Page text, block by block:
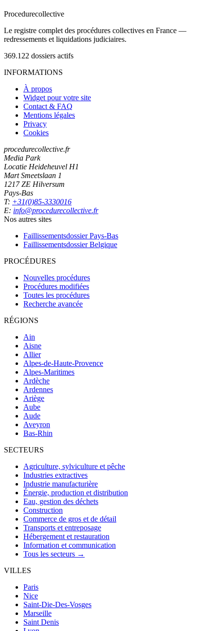
Procedurecollective
Le registre complet des procédures collectives en France —
redressements et liquidations judiciaires.
369.122 dossiers actifs
INFORMATIONS
À propos
Widget pour votre site
Contact & FAQ
Mentions légales
Privacy
Cookies
procedurecollective.fr
Media Park
Locatie Heideheuvel H1
Mart Smeetslaan 1
1217 ZE Hilversum
Pays-Bas
T: +31(0)85-3330016
E: info@procedurecollective.fr
Nos autres sites
Faillissementsdossier Pays-Bas
Faillissementsdossier Belgique
PROCÉDURES
Nouvelles procédures
Procédures modifiées
Toutes les procédures
Recherche avancée
RÉGIONS
Ain
Aisne
Allier
Alpes-de-Haute-Provence
Alpes-Maritimes
Ardèche
Ardennes
Ariège
Aube
Aude
Aveyron
Bas-Rhin
SECTEURS
Agriculture, sylviculture et pêche
Industries extractives
Industrie manufacturière
Énergie, production et distribution
Eau, gestion des déchets
Construction
Commerce de gros et de détail
Transports et entreposage
Hébergement et restauration
Information et communication
Tous les secteurs →
VILLES
Paris
Nice
Saint-Die-Des-Vosges
Marseille
Saint Denis